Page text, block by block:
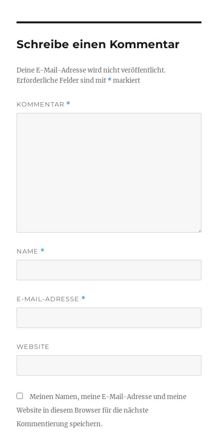
Schreibe einen Kommentar
Deine E-Mail-Adresse wird nicht veröffentlicht.
Erforderliche Felder sind mit *markiert
KOMMENTAR *
NAME *
E-MAIL-ADRESSE *
WEBSITE
Meinen Namen, meine E-Mail-Adresse und meine
Website in diesem Browser für die nächste
Kommentierung speichern.